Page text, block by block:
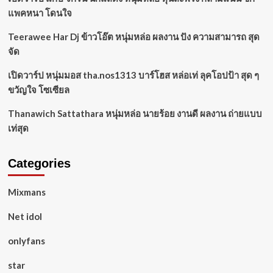
แพคหนา โดนใจ
Teerawee Har Dj ข้าวโอ๊ต หนุ่มหล่อ ผลงาน ปัง ความสามารถ สุด
จัด
เปิดวาร์ป หนุ่มมอส tha.nos1313 บาร์โฮส หล่อเท่ ลุคโอปป้า สุด ๆ
ขวัญใจ โซเซียล
Thanawich Sattathara หนุ่มหล่อ นายร้อย งานดี ผลงาน ถ่ายแบบ
เท่สุด
Categories
Mixmans
Net idol
onlyfans
star